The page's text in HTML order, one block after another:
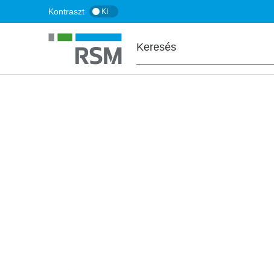
a
tartalomra
Kontraszt KI